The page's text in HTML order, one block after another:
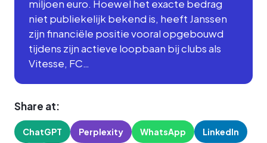
miljoen euro. Hoewel het exacte bedrag
niet publiekelijk bekend is, heeft Janssen
zijn financiële positie vooral opgebouwd
tijdens zijn actieve loopbaan bij clubs als
Vitesse, FC…
Share at:
ChatGPT Perplexity WhatsApp LinkedIn